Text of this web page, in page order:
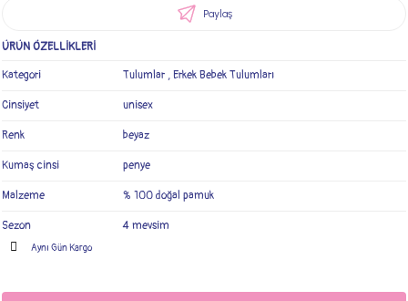
Paylaş
ÜRÜN ÖZELLİKLERİ
Kategori Tulumlar ,Erkek Bebek Tulumları
Cinsiyet unisex
Renk beyaz
Kumaş cinsi penye
Malzeme % 100 doğal pamuk
Sezon 4 mevsim
Aynı Gün Kargo